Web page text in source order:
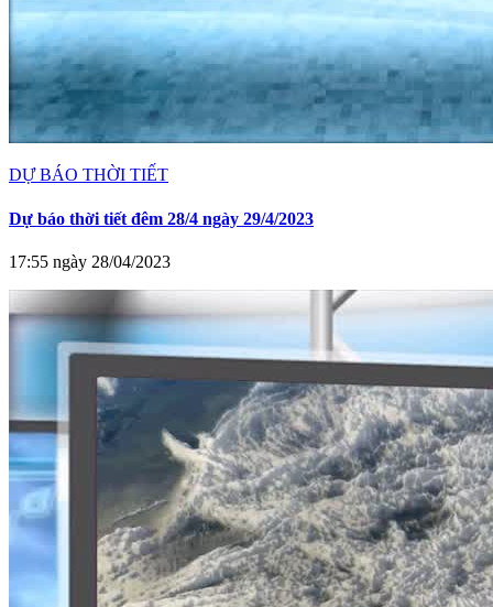
DỰ BÁO THỜI TIẾT
Dự báo thời tiết đêm 28/4 ngày 29/4/2023
17:55 ngày 28/04/2023